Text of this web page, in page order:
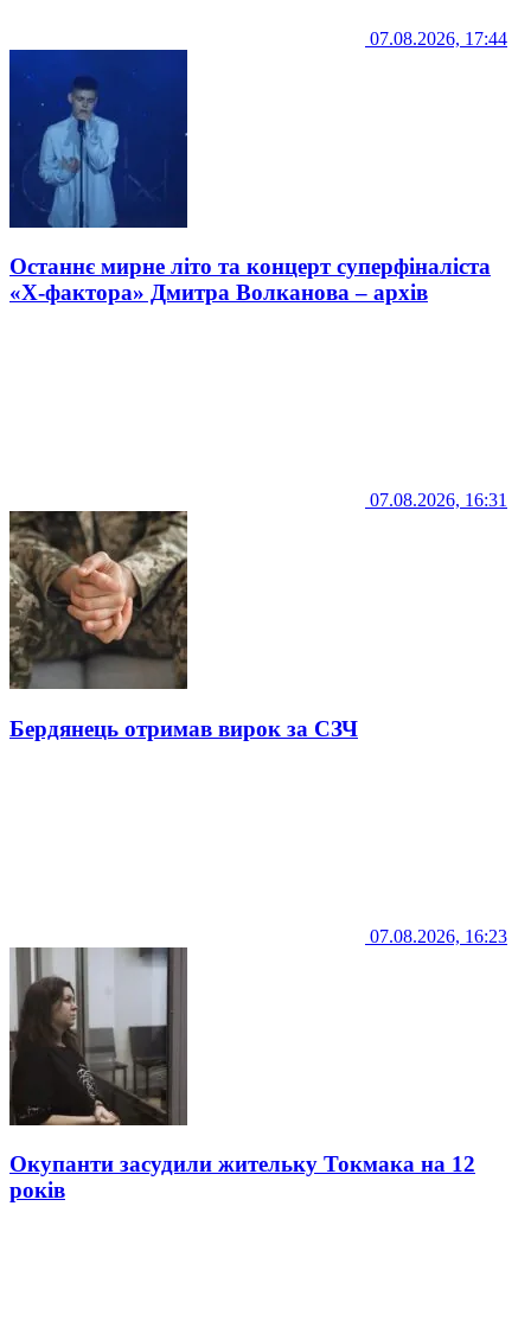
07.08.2026, 17:44
Останнє мирне літо та концерт суперфіналіста
«Х-фактора» Дмитра Волканова – архів
07.08.2026, 16:31
Бердянець отримав вирок за СЗЧ
07.08.2026, 16:23
Окупанти засудили жительку Токмака на 12
років